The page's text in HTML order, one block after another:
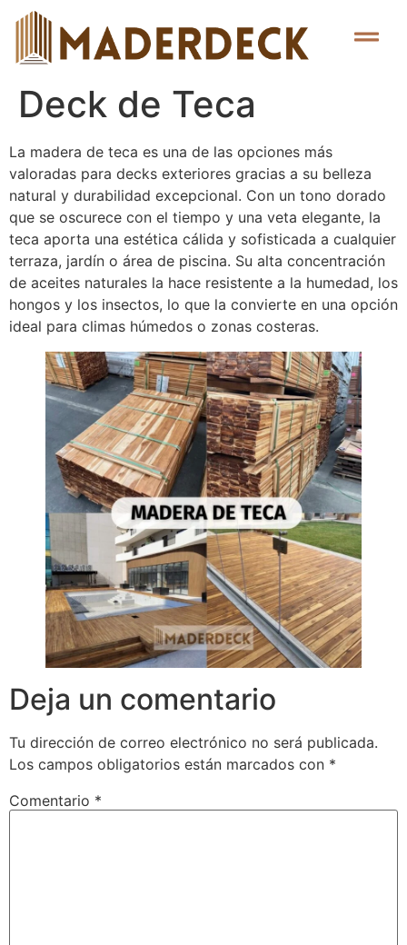
Deck de Teca
La madera de teca es una de las opciones más
valoradas para decks exteriores gracias a su belleza
natural y durabilidad excepcional. Con un tono dorado
que se oscurece con el tiempo y una veta elegante, la
teca aporta una estética cálida y sofisticada a cualquier
terraza, jardín o área de piscina. Su alta concentración
de aceites naturales la hace resistente a la humedad, los
hongos y los insectos, lo que la convierte en una opción
ideal para climas húmedos o zonas costeras.
Deja un comentario
Tu dirección de correo electrónico no será publicada.
Los campos obligatorios están marcados con *
Comentario *